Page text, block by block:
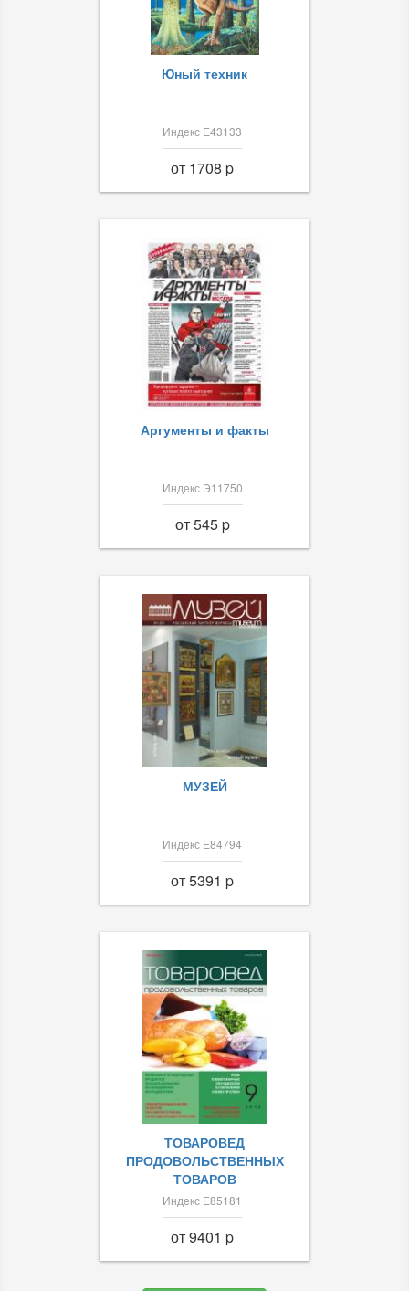
Юный техник
Индекс Е43133
от 1708 p
Аргументы и факты
Индекс Э11750
от 545 p
МУЗЕЙ
Индекс Е84794
от 5391 p
ТОВАРОВЕД
ПРОДОВОЛЬСТВЕННЫХ
ТОВАРОВ
Индекс Е85181
от 9401 p